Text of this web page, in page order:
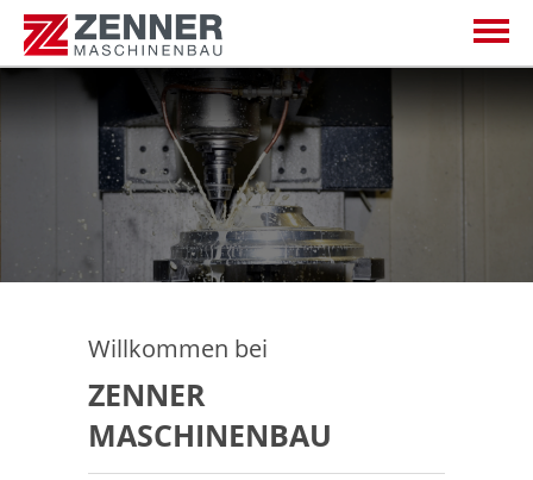
Startseite
Sonderlösungen
Anlagenbau
Fördertechnik
Auftragsfertigung
Schlosserei
Zerspanung
Übersicht
Referenzen
Aktuelles
Willkommen bei
ZENNER
MASCHINENBAU